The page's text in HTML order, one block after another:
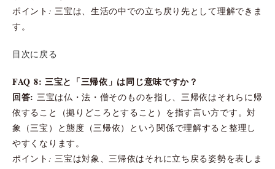
ポイント: 三宝は、生活の中での立ち戻り先として理解できま
す。
目次に戻る
FAQ 8: 三宝と「三帰依」は同じ意味ですか？
回答: 三宝は仏・法・僧そのものを指し、三帰依はそれらに帰
依すること（拠りどころとすること）を指す言い方です。対
象（三宝）と態度（三帰依）という関係で理解すると整理し
やすくなります。
ポイント: 三宝は対象、三帰依はそれに立ち戻る姿勢を表しま